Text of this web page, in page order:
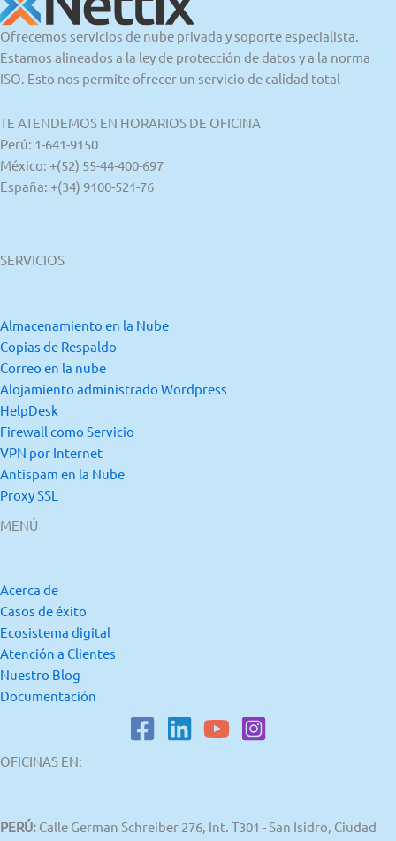
Ofrecemos servicios de nube privada y soporte especialista.
Estamos alineados a la ley de protección de datos y a la norma
ISO. Esto nos permite ofrecer un servicio de calidad total
TE ATENDEMOS EN HORARIOS DE OFICINA
Perú: 1-641-9150
México: +(52) 55-44-400-697
España: +(34) 9100-521-76
SERVICIOS
Almacenamiento en la Nube
Copias de Respaldo
Correo en la nube
Alojamiento administrado Wordpress
HelpDesk
Firewall como Servicio
VPN por Internet
Antispam en la Nube
Proxy SSL
MENÚ
Acerca de
Casos de éxito
Ecosistema digital
Atención a Clientes
Nuestro Blog
Documentación
OFICINAS EN:
PERÚ: Calle German Schreiber 276, Int. T301 - San Isidro, Ciudad